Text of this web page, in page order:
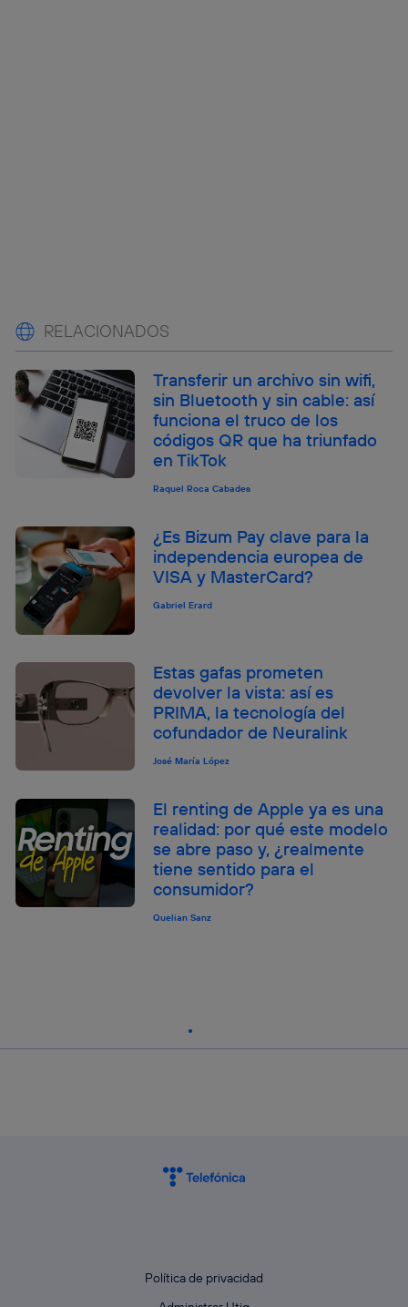
RELACIONADOS
Transferir un archivo sin wifi,
sin Bluetooth y sin cable: así
funciona el truco de los
códigos QR que ha triunfado
en TikTok
Raquel Roca Cabades
¿Es Bizum Pay clave para la
independencia europea de
VISA y MasterCard?
Gabriel Erard
Estas gafas prometen
devolver la vista: así es
PRIMA, la tecnología del
cofundador de Neuralink
José María López
El renting de Apple ya es una
realidad: por qué este modelo
se abre paso y, ¿realmente
tiene sentido para el
consumidor?
Quelian Sanz
Política de privacidad